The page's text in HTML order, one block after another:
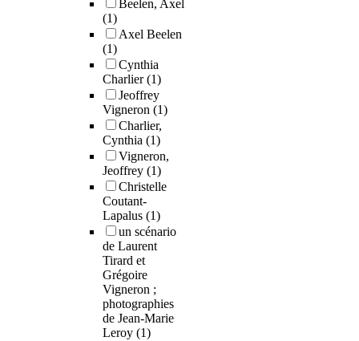
Beelen, Axel
(1)
Axel Beelen
(1)
Cynthia
Charlier(1)
Jeoffrey
Vigneron (1)
Charlier,
Cynthia (1)
Vigneron,
Jeoffrey (1)
Christelle
Coutant-
Lapalus (1)
un scénario
de Laurent
Tirard et
Grégoire
Vigneron ;
photographies
de Jean-Marie
Leroy (1)